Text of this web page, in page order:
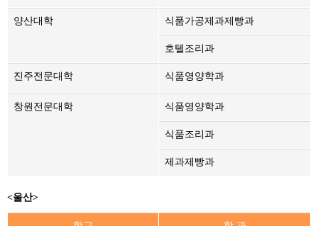
양산대학 식품가공제과제빵과
호텔조리과
진주전문대학 식품영양학과
창원전문대학 식품영양학과
식품조리과
제과제빵과
<울산>